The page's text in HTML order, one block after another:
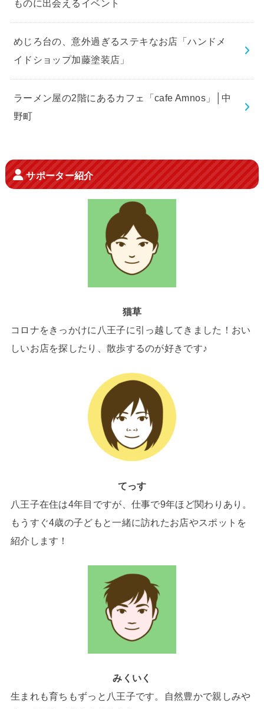
ものに出会えるイベント
めじろ台の、意外過ぎるステキなお店「ハンドメ
イドショップ加藤塗装店」
ラーメン屋の2階にあるカフェ「cafe Amnos」│中
野町
サポーター紹介
猫草
コロナをきっかけに八王子に引っ越してきました！おい
しいお店を探したり、散歩するのが好きです♪
てっす
八王子在住は4年目ですが、仕事で9年ほど関わりあり。
もうすぐ4歳の子どもと一緒に訪れたお店やスポットを
紹介します！
みくいく
生まれも育ちもずっと八王子です。自然豊かで親しみや